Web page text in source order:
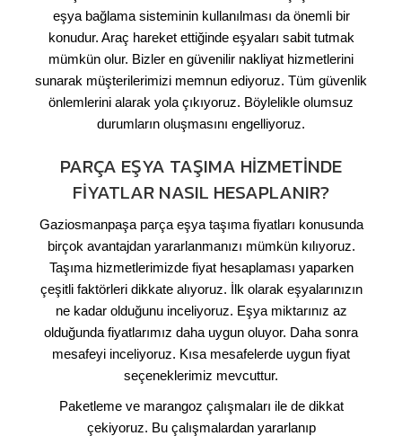
eşya bağlama sisteminin kullanılması da önemli bir
konudur. Araç hareket ettiğinde eşyaları sabit tutmak
mümkün olur. Bizler en güvenilir nakliyat hizmetlerini
sunarak müşterilerimizi memnun ediyoruz. Tüm güvenlik
önlemlerini alarak yola çıkıyoruz. Böylelikle olumsuz
durumların oluşmasını engelliyoruz.
PARÇA EŞYA TAŞIMA HIZMETINDE
FIYATLAR NASIL HESAPLANIR?
Gaziosmanpaşa parça eşya taşıma fiyatları konusunda
birçok avantajdan yararlanmanızı mümkün kılıyoruz.
Taşıma hizmetlerimizde fiyat hesaplaması yaparken
çeşitli faktörleri dikkate alıyoruz. İlk olarak eşyalarınızın
ne kadar olduğunu inceliyoruz. Eşya miktarınız az
olduğunda fiyatlarımız daha uygun oluyor. Daha sonra
mesafeyi inceliyoruz. Kısa mesafelerde uygun fiyat
seçeneklerimiz mevcuttur.
Paketleme ve marangoz çalışmaları ile de dikkat
çekiyoruz. Bu çalışmalardan yararlanıp